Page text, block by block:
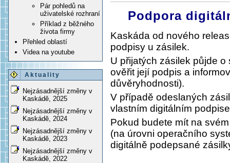
Pár pohledů na
uživatelské rozhraní
Příklad z běžného
života firmy
Přehled oblastí
Videa na youtube
Aktuality
Nejzásadnější změny v
Kaskádě, 2025
Nejzásadnější změny v
Kaskádě, 2024
Nejzásadnější změny v
Kaskádě, 2023
Nejzásadnější změny v
Kaskádě, 2022
Podpora
Kaskáda od nového
podpisy u zásilek.
U přijatých zásilek půjde
ověřit její podpis a
důvěryhodnosti).
V případě odeslaných
vlastním digitálním
Pokud budete mít na
(na úrovni operačního
digitálně podepsané